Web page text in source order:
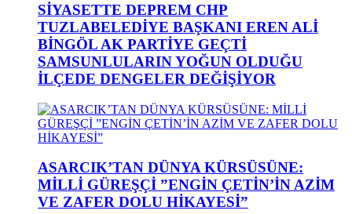
SİYASETTE DEPREM CHP
TUZLABELEDİYE BAŞKANI EREN ALİ
BİNGÖL AK PARTİYE GEÇTİ
SAMSUNLULARIN YOĞUN OLDUĞU
İLÇEDE DENGELER DEĞİŞİYOR
ASARCIK’TAN DÜNYA KÜRSÜSÜNE:
MİLLİ GÜREŞÇİ ”ENGİN ÇETİN’İN AZİM
VE ZAFER DOLU HİKAYESİ”